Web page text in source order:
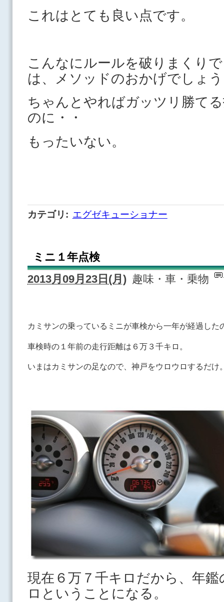
これはとても良い点です。
こんなにルールを破りまくり
は、メソッドのおかげでしょ
ちゃんとやればガッツリ勝て
のに・・
もったいない。
カテゴリ : エグゼキューショナー
ミニ１年点検
2013月09月23日(月) 趣味・車・乗物
カミサンの乗っているミニが車検から一年が経過した
車検時の１年前の走行距離は６万３千キロ。
いまはカミサンの足なので、神戸をウロウロするだけ
現在６万７千キロだから、年
ロということになる。